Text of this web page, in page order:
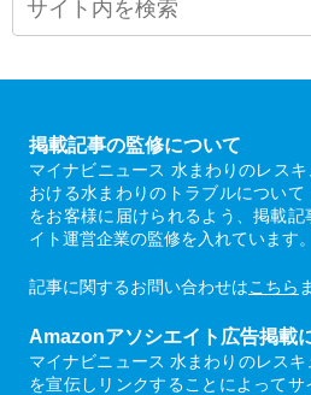
掲載記事の監修について
マイナビニュース 水まわりのレス
おける水まわりのトラブルについて
をお客様に届けられるよう、掲載
イト運営企業の監修を入れています。
記事に関するお問い合わせはこちら
Amazonアソシエイト広告掲載
マイナビニュース 水まわりのレス
を宣伝しリンクすることによって